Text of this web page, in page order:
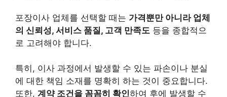
포장이사 업체를 선택할 때는 가격뿐만 아니라 업체
의 신뢰성, 서비스 품질, 고객 만족도 등을 종합적으
로 고려해야 합니다.
특히, 이사 과정에서 발생할 수 있는 파손이나 분실
에 대한 책임 소재를 명확히 하는 것이 중요합니다.
또한, 계약 조건을 꼼꼼히 확인하여 후에 발생할 수